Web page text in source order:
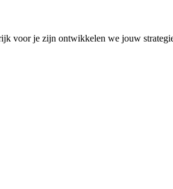
voor je zijn ontwikkelen we jouw